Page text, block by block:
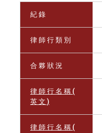
紀 錄
律 師 行 類 別
合 夥 狀 況
律 師 行 名 稱 (
英 文 )
律 師 行 名 稱 (